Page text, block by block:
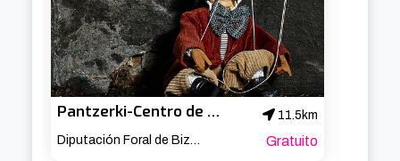
Pantzerki-Centro de documentación de títeres de Bilbao
11.5km
Diputación Foral de Bizkaia
Gratuito